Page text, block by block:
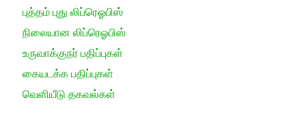
புத்தம் புது லிப்ரெஓபிஸ்
நிலையான லிப்ரெஓபிஸ்
உருவாக்குநர் பதிப்புகள்
கையடக்க பதிப்புகள்
வெளியீடு தகவல்கள்